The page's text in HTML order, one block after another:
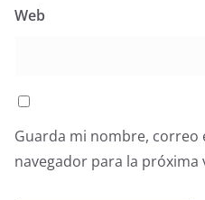
Web
Guarda mi nombre, correo
navegador para la próxima